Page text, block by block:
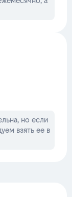
но если
взять ее в